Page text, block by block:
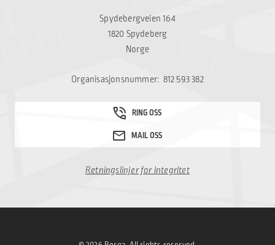
Spydebergveien 164
1820 Spydeberg
Norge
Organisasjonsnummer: 812 593 382
Retningslinjer for integritet